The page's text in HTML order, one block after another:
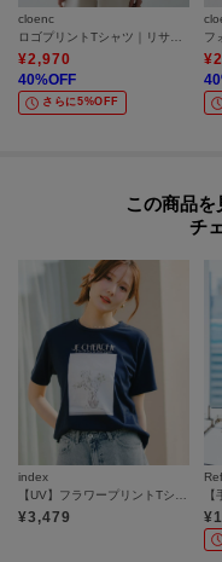
cloenc
ロゴプリントTシャツ｜リサイクルポリエステル
¥2,970
40%OFF
さらに5%OFF
¥
40
この商品
チ
index
¥3,479 ¥